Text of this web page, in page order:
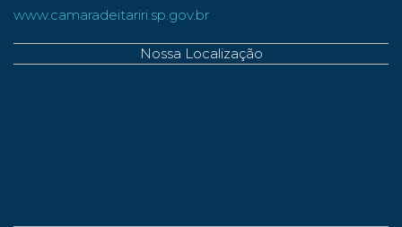
www.camaradeitariri.sp.gov.br
Nossa Localização